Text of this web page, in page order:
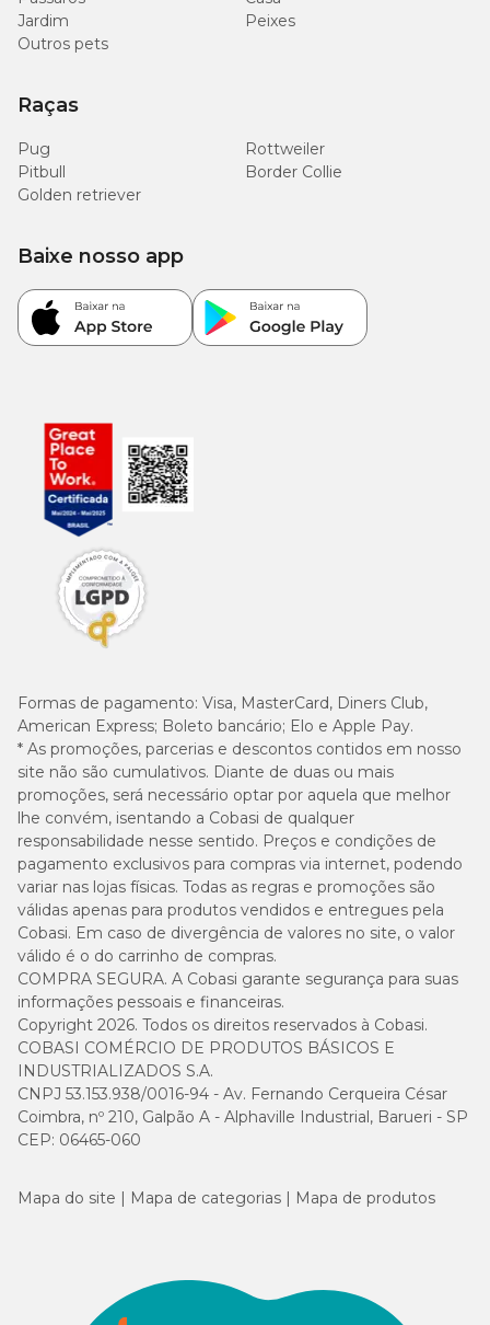
Jardim
Peixes
Outros pets
Raças
Pug
Rottweiler
Pitbull
Border Collie
Golden retriever
Formas de pagamento: Visa, MasterCard, Diners Club,
American Express; Boleto bancário; Elo e Apple Pay.
* As promoções, parcerias e descontos contidos em nosso
site não são cumulativos. Diante de duas ou mais
promoções, será necessário optar por aquela que melhor
lhe convém, isentando a Cobasi de qualquer
responsabilidade nesse sentido. Preços e condições de
pagamento exclusivos para compras via internet, podendo
variar nas lojas físicas. Todas as regras e promoções são
válidas apenas para produtos vendidos e entregues pela
Cobasi. Em caso de divergência de valores no site, o valor
válido é o do carrinho de compras.
COMPRA SEGURA. A Cobasi garante segurança para suas
informações pessoais e financeiras.
Copyright 2026. Todos os direitos reservados à Cobasi.
COBASI COMÉRCIO DE PRODUTOS BÁSICOS E
INDUSTRIALIZADOS S.A.
CNPJ 53.153.938/0016-94 - Av. Fernando Cerqueira César
Coimbra, nº 210, Galpão A - Alphaville Industrial, Barueri - SP
CEP: 06465-060
Baixe nosso app
Mapa do site Mapa de categorias Mapa de produtos